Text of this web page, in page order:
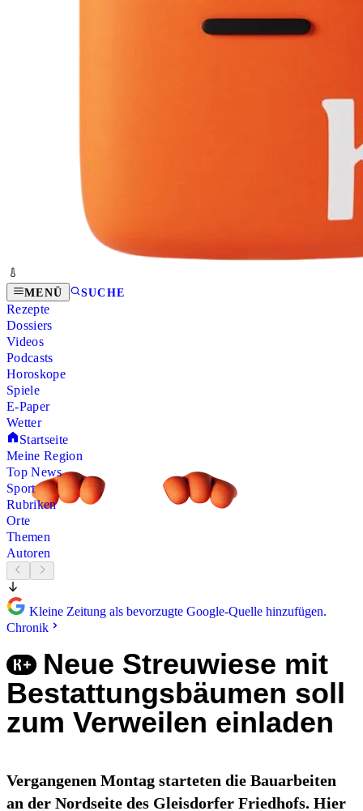
MENÜ SUCHE
Rezepte
Dossiers
Videos
Podcasts
Horoskope
Spiele
E-Paper
Wetter
Startseite
Meine Region
Top News
Sport
Rubriken
Orte
Themen
Autoren
Kleine Zeitung als bevorzugte Google-Quelle hinzufügen.
Chronik
Neue Streuwiese mit
Bestattungsbäumen soll
zum Verweilen einladen
Vergangenen Montag starteten die Bauarbeiten
an der Nordseite des Gleisdorfer Friedhofs. Hier